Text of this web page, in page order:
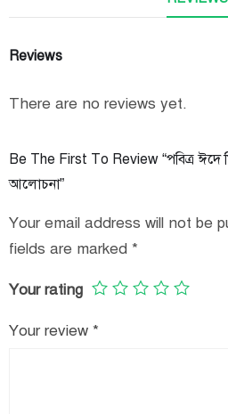
Reviews
There are no reviews yet.
Be The First To Review “পবিত্র ঈদে
আলোচনা”
Your email address will not be
fields are marked *
Your rating
Your review *